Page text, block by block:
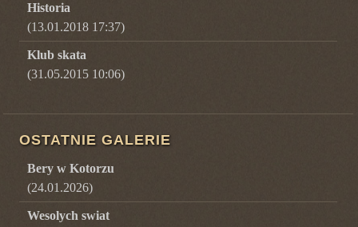
Historia
(13.01.2018 17:37)
Klub skata
(31.05.2015 10:06)
OSTATNIE GALERIE
Bery w Kotorzu
(24.01.2026)
Wesolych swiat